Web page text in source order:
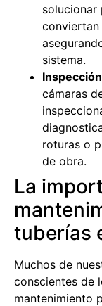
solucionar
conviertan
sistema.
cámaras
roturas o
de obra.
La
tuberías
Muchos de
conscientes de
mantenimiento